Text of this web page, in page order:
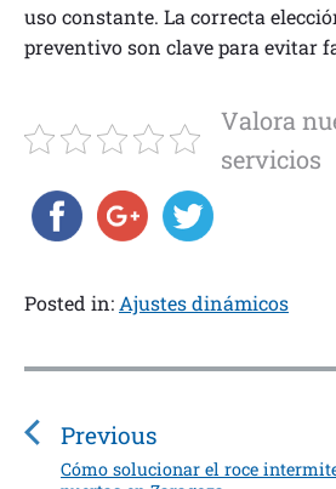
uso constante. La correcta
preventivo son clave para evitar
Valora
servicios
Posted in: Ajustes dinámicos
N
v
Previous
P
Cómo solucionar el roce